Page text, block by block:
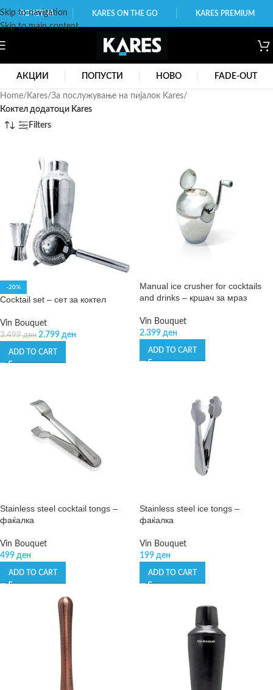
Skip to navigation
Skip to main content
ПОЧЕТНА KARES ON THE GO KARES PREMIUM
АКЦИИ ПОПУСТИ НОВО FADE-OUT
Home/ Kares/За послужување на пијалок Kares/
Коктел додатоци Kares
Filters
-20%
Cocktail set – сет за коктел
Vin Bouquet
3.499ден 2.799 ден
ADD TO CART
Manual ice crusher for cocktails
and drinks – кршач за мраз
Vin Bouquet
2.399 ден
ADD TO CART
Stainless steel cocktail tongs –
фаќалка
Vin Bouquet
499 ден
ADD TO CART
Stainless steel ice tongs –
фаќалка
Vin Bouquet
199 ден
ADD TO CART